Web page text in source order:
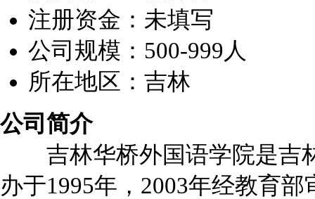
注册资金：未填写
公司规模：500-999人
所在地区：吉林
公司简介
吉林华桥外国语学院是吉
办于1995年，2003年经教育